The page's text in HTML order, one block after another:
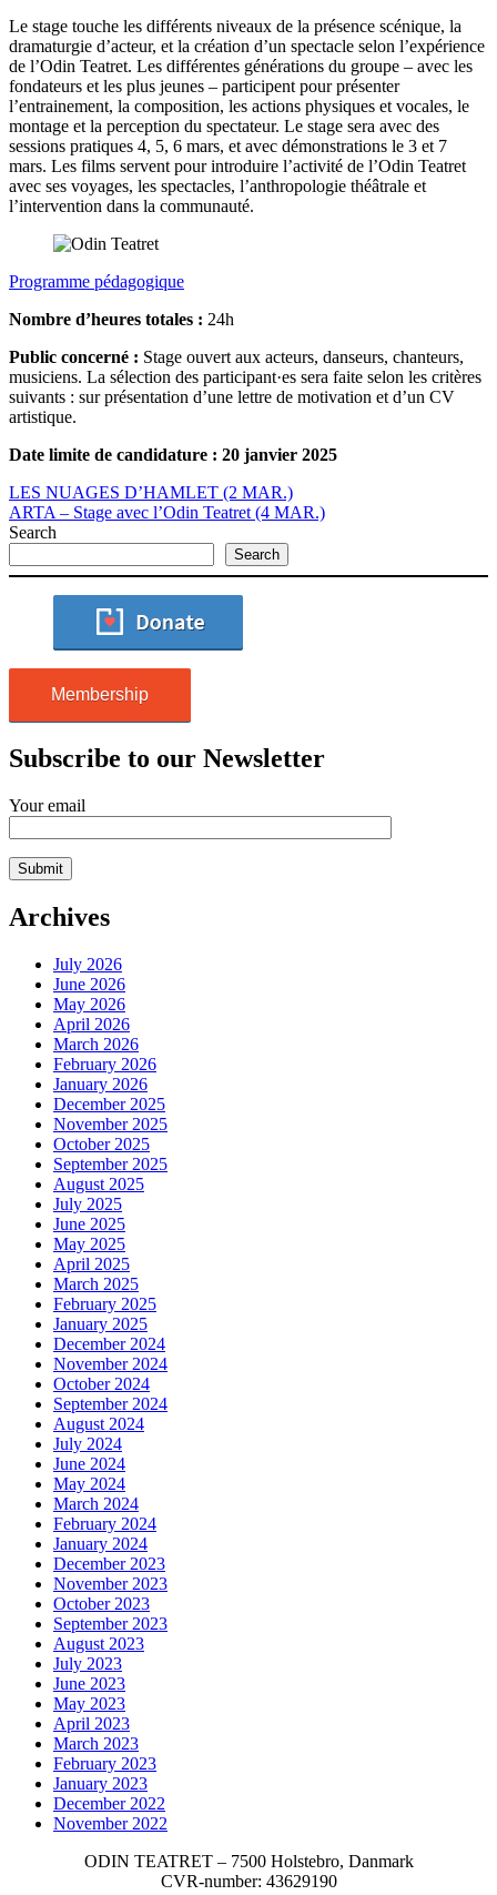
Le stage touche les différents niveaux de la présence scénique, la
dramaturgie d’acteur, et la création d’un spectacle selon l’expérience
de l’Odin Teatret. Les différentes générations du groupe – avec les
fondateurs et les plus jeunes – participent pour présenter
l’entrainement, la composition, les actions physiques et vocales, le
montage et la perception du spectateur. Le stage sera avec des
sessions pratiques 4, 5, 6 mars, et avec démonstrations le 3 et 7
mars. Les films servent pour introduire l’activité de l’Odin Teatret
avec ses voyages, les spectacles, l’anthropologie théâtrale et
l’intervention dans la communauté.
Programme pédagogique
Nombre d’heures totales : 24h
Public concerné : Stage ouvert aux acteurs, danseurs, chanteurs,
musiciens. La sélection des participant·es sera faite selon les critères
suivants : sur présentation d’une lettre de motivation et d’un CV
artistique.
Date limite de candidature : 20 janvier 2025
LES NUAGES D’HAMLET (2 MAR.)
ARTA – Stage avec l’Odin Teatret (4 MAR.)
Search
Search
Membership
Subscribe to our Newsletter
Your email
Archives
July 2026
June 2026
May 2026
April 2026
March 2026
February 2026
January 2026
December 2025
November 2025
October 2025
September 2025
August 2025
July 2025
June 2025
May 2025
April 2025
March 2025
February 2025
January 2025
December 2024
November 2024
October 2024
September 2024
August 2024
July 2024
June 2024
May 2024
March 2024
February 2024
January 2024
December 2023
November 2023
October 2023
September 2023
August 2023
July 2023
June 2023
May 2023
April 2023
March 2023
February 2023
January 2023
December 2022
November 2022
ODIN TEATRET – 7500 Holstebro, Danmark
CVR-number: 43629190